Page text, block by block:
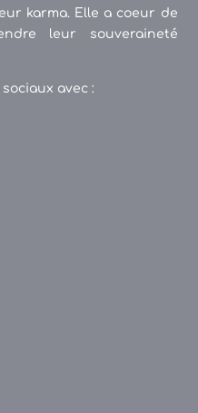
karma. Elle a coeur de
leur souveraineté
avec :